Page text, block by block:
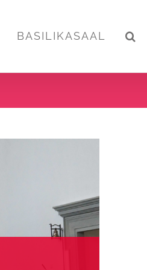
BASILIKASAAL